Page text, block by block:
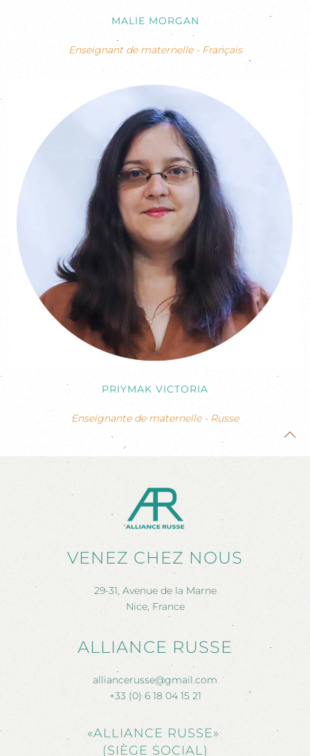
MALIE MORGAN
Enseignant de maternelle - Français
PRIYMAK VICTORIA
Enseignante de maternelle - Russe
VENEZ CHEZ NOUS
29-31, Avenue de la Marne
Nice, France
ALLIANCE RUSSE
alliancerusse@gmail.com
+33 (0) 6 18 04 15 21
«ALLIANCE RUSSE»
(SIÈGE SOCIAL)